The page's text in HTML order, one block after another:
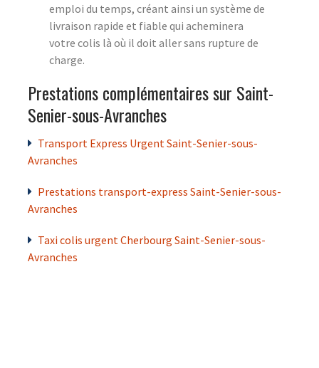
emploi du temps, créant ainsi un système de
livraison rapide et fiable qui acheminera
votre colis là où il doit aller sans rupture de
charge.
Prestations complémentaires sur Saint-
Senier-sous-Avranches
Transport Express Urgent Saint-Senier-sous-
Avranches
Prestations transport-express Saint-Senier-sous-
Avranches
Taxi colis urgent Cherbourg Saint-Senier-sous-
Avranches